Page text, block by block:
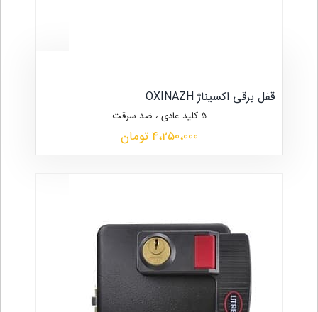
قفل برقی اکسیناژ OXINAZH
5 کلید عادی ، ضد سرقت
4،250،000 تومان